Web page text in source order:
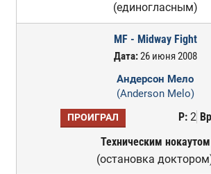
(единогласным)
MF - Midway Fight
Дата:26 июня 2008
Андерсон Мело
(Anderson Melo)
ПРОИГРАЛ Р:2
Техническим нокаутом
(остановка